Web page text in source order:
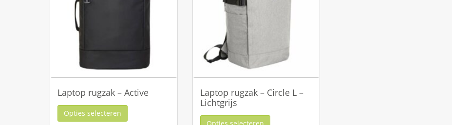
Laptop rugzak – Active
Opties selecteren
Laptop rugzak – Circle L –
Lichtgrijs
Opties selecteren